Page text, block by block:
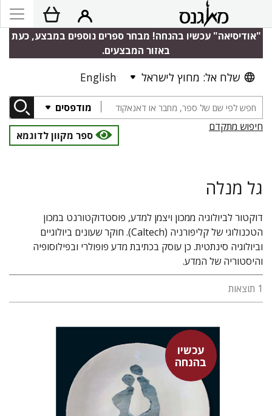
"אודיסיאה" עכשיו בהנחה! מבחר ספרים נוספים במבצע, כעת
באזור המבצעים.
שלח אל: מחוץ לישראל English
מודפסים
חיפוש מתקדם
ספר מקוון לדוגמא
גל מנלה
דוקטור לביולוגיה ממכון ויצמן למדע, פוסטדוקטורנט במכון
הטכנולוגי של קליפורניה (Caltech). חוקר שעונים ביולוגיים
וביולוגיה סינתטית. כן עוסק בכתיבת מדע פופולרי ובפילוסופיה
והיסטוריה של המדע.
1 תוצאות
עכשיו
בהנחהארווין שרדינגר
אבשלום אליצור
רונה אבירם